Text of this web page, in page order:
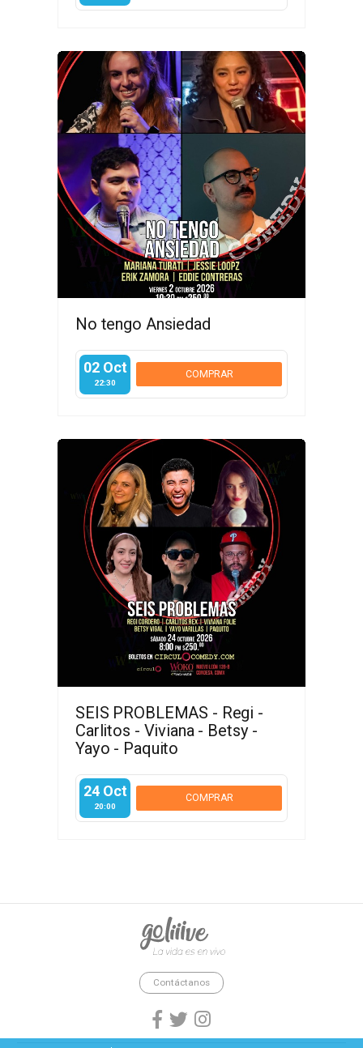
No tengo Ansiedad
02 Oct
22:30
COMPRAR
SEIS PROBLEMAS - Regi -
Carlitos - Viviana - Betsy -
Yayo - Paquito
24 Oct
20:00
COMPRAR
goliiive - La vida es en vivo.
Contáctanos